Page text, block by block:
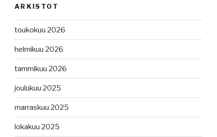
ARKISTOT
toukokuu 2026
helmikuu 2026
tammikuu 2026
joulukuu 2025
marraskuu 2025
lokakuu 2025